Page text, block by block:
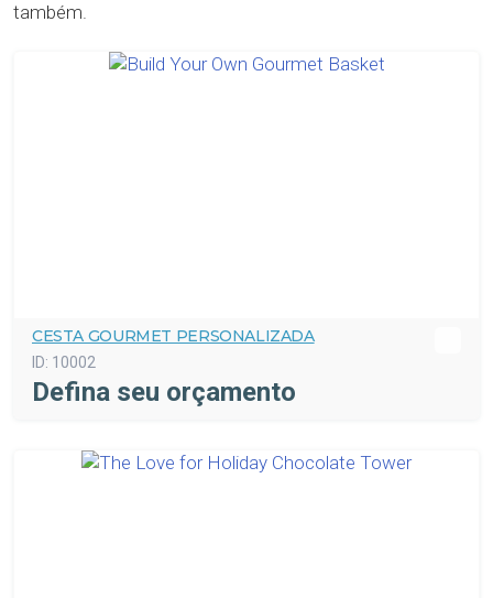
também.
CESTA GOURMET PERSONALIZADA
ID: 10002
Defina seu orçamento